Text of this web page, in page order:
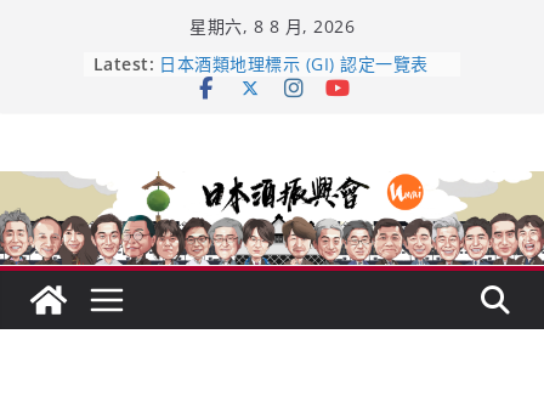
星期六, 8 8 月, 2026
Latest: 龜之井酒造：口說上手 – 山形純米大
吟釀的堅持與傳承 ～ くどき上手
響 𝟭𝟮 年 復活了!
【酒業商戰】130年老酒藏殺入股票
市場！梅乃宿上市背後的密碼